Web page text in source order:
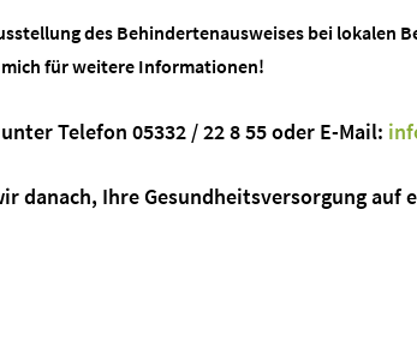
des Behindertenausweises bei
für weitere Informationen!
Telefon 05332 / 22 8 55 oder E-Mail:
danach, Ihre Gesundheitsversorgung